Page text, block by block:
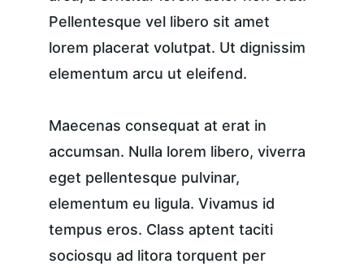
Pellentesque vel libero sit amet
lorem placerat volutpat. Ut dignissim
elementum arcu ut eleifend.
Maecenas consequat at erat in
accumsan. Nulla lorem libero, viverra
eget pellentesque pulvinar,
elementum eu ligula. Vivamus id
tempus eros. Class aptent taciti
sociosqu ad litora torquent per